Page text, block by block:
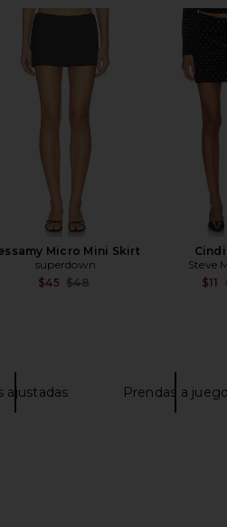
Micro Mini Skirt
superdown
$45 Previous price:
$48
Steve
$11
ajustadas Prendas a